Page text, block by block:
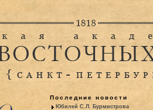
Последние новости
Юбилей С.Л. Бурмистрова